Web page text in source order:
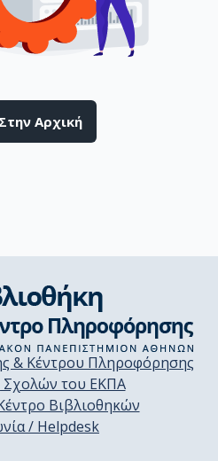
Αρχική
& Κέντρου Πληροφόρησης
Σχολών του ΕΚΠΑ
Βιβλιοθηκών
/ Helpdesk